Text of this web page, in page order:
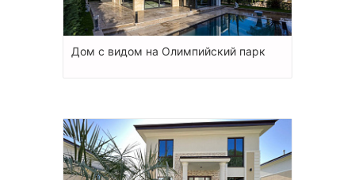
Дом с видом на Олимпийский парк